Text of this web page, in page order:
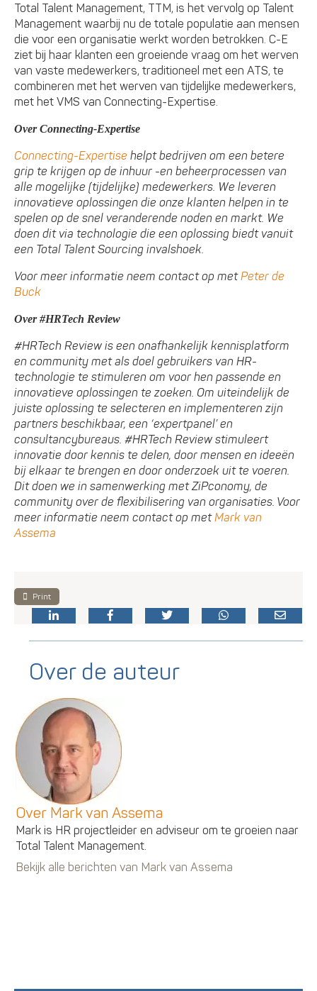
Total Talent Management, TTM, is het vervolg op Talent
Management waarbij nu de totale populatie aan mensen
die voor een organisatie werkt worden betrokken. C-E
ziet bij haar klanten een groeiende vraag om het werven
van vaste medewerkers, traditioneel met een ATS, te
combineren met het werven van tijdelijke medewerkers,
met het VMS van Connecting-Expertise.
Over Connecting-Expertise
Connecting-Expertise helpt bedrijven om een betere
grip te krijgen op de inhuur -en beheerprocessen van
alle mogelijke (tijdelijke) medewerkers. We leveren
innovatieve oplossingen die onze klanten helpen in te
spelen op de snel veranderende noden en markt. We
doen dit via technologie die een oplossing biedt vanuit
een Total Talent Sourcing invalshoek.
Voor meer informatie neem contact op metPeter de
Buck
Over #HRTech Review
#HRTech Review is een onafhankelijk kennisplatform
en community met als doel gebruikers van HR-
technologie te stimuleren om voor hen passende en
innovatieve oplossingen te zoeken. Om uiteindelijk de
juiste oplossing te selecteren en implementeren zijn
partners beschikbaar, een ‘expertpanel’ en
consultancybureaus. #HRTech Review stimuleert
innovatie door kennis te delen, door mensen en ideeën
bij elkaar te brengen en door onderzoek uit te voeren.
Dit doen we in samenwerking met ZiPconomy, de
community over de flexibilisering van organisaties. Voor
meer informatie neem contact op metMark van
Assema
Print
Over de auteur
Over Mark van Assema
Mark is HR projectleider en adviseur om te groeien naar
Total Talent Management.
Bekijk alle berichten van Mark van Assema